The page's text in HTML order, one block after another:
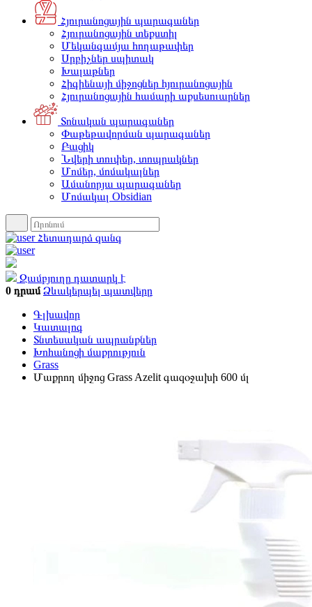
Հյուրանոցային պարագաներ
Հյուրանոցային տեքստիլ
Մեկանգամյա հողաթափեր
Սրբիչներ սպիտակ
Խալաթներ
Հիգիենայի միջոցներ հյուրանոցային
Հյուրանոցային համարի աքսեսուարներ
Տոնական պարագաներ
Փաթեթավորման պարագաներ
Բացիկ
Նվերի տուփեր, տոպրակներ
Մոմեր, մոմակալներ
Ամանորյա պարագաներ
Մոմակալ Obsidian
Հետադարձ զանգ
Զամբյուղը դատարկ է
0 դրամ Ձևակերպել պատվերը
Գլխավոր
Կատալոգ
Տնտեսական ապրանքներ
Խոհանոցի մաքրություն
Grass
Մաքրող միջոց Grass Azelit գազօջախի 600 մլ